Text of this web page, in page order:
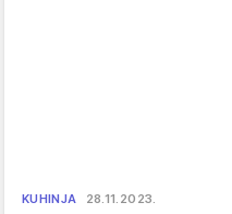
KUHINJA 28.11.2023.